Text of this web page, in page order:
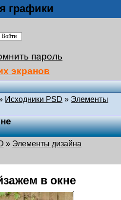
графики
пароль
экранов
Исходники PSD » Элементы
» Элементы дизайна
в окне